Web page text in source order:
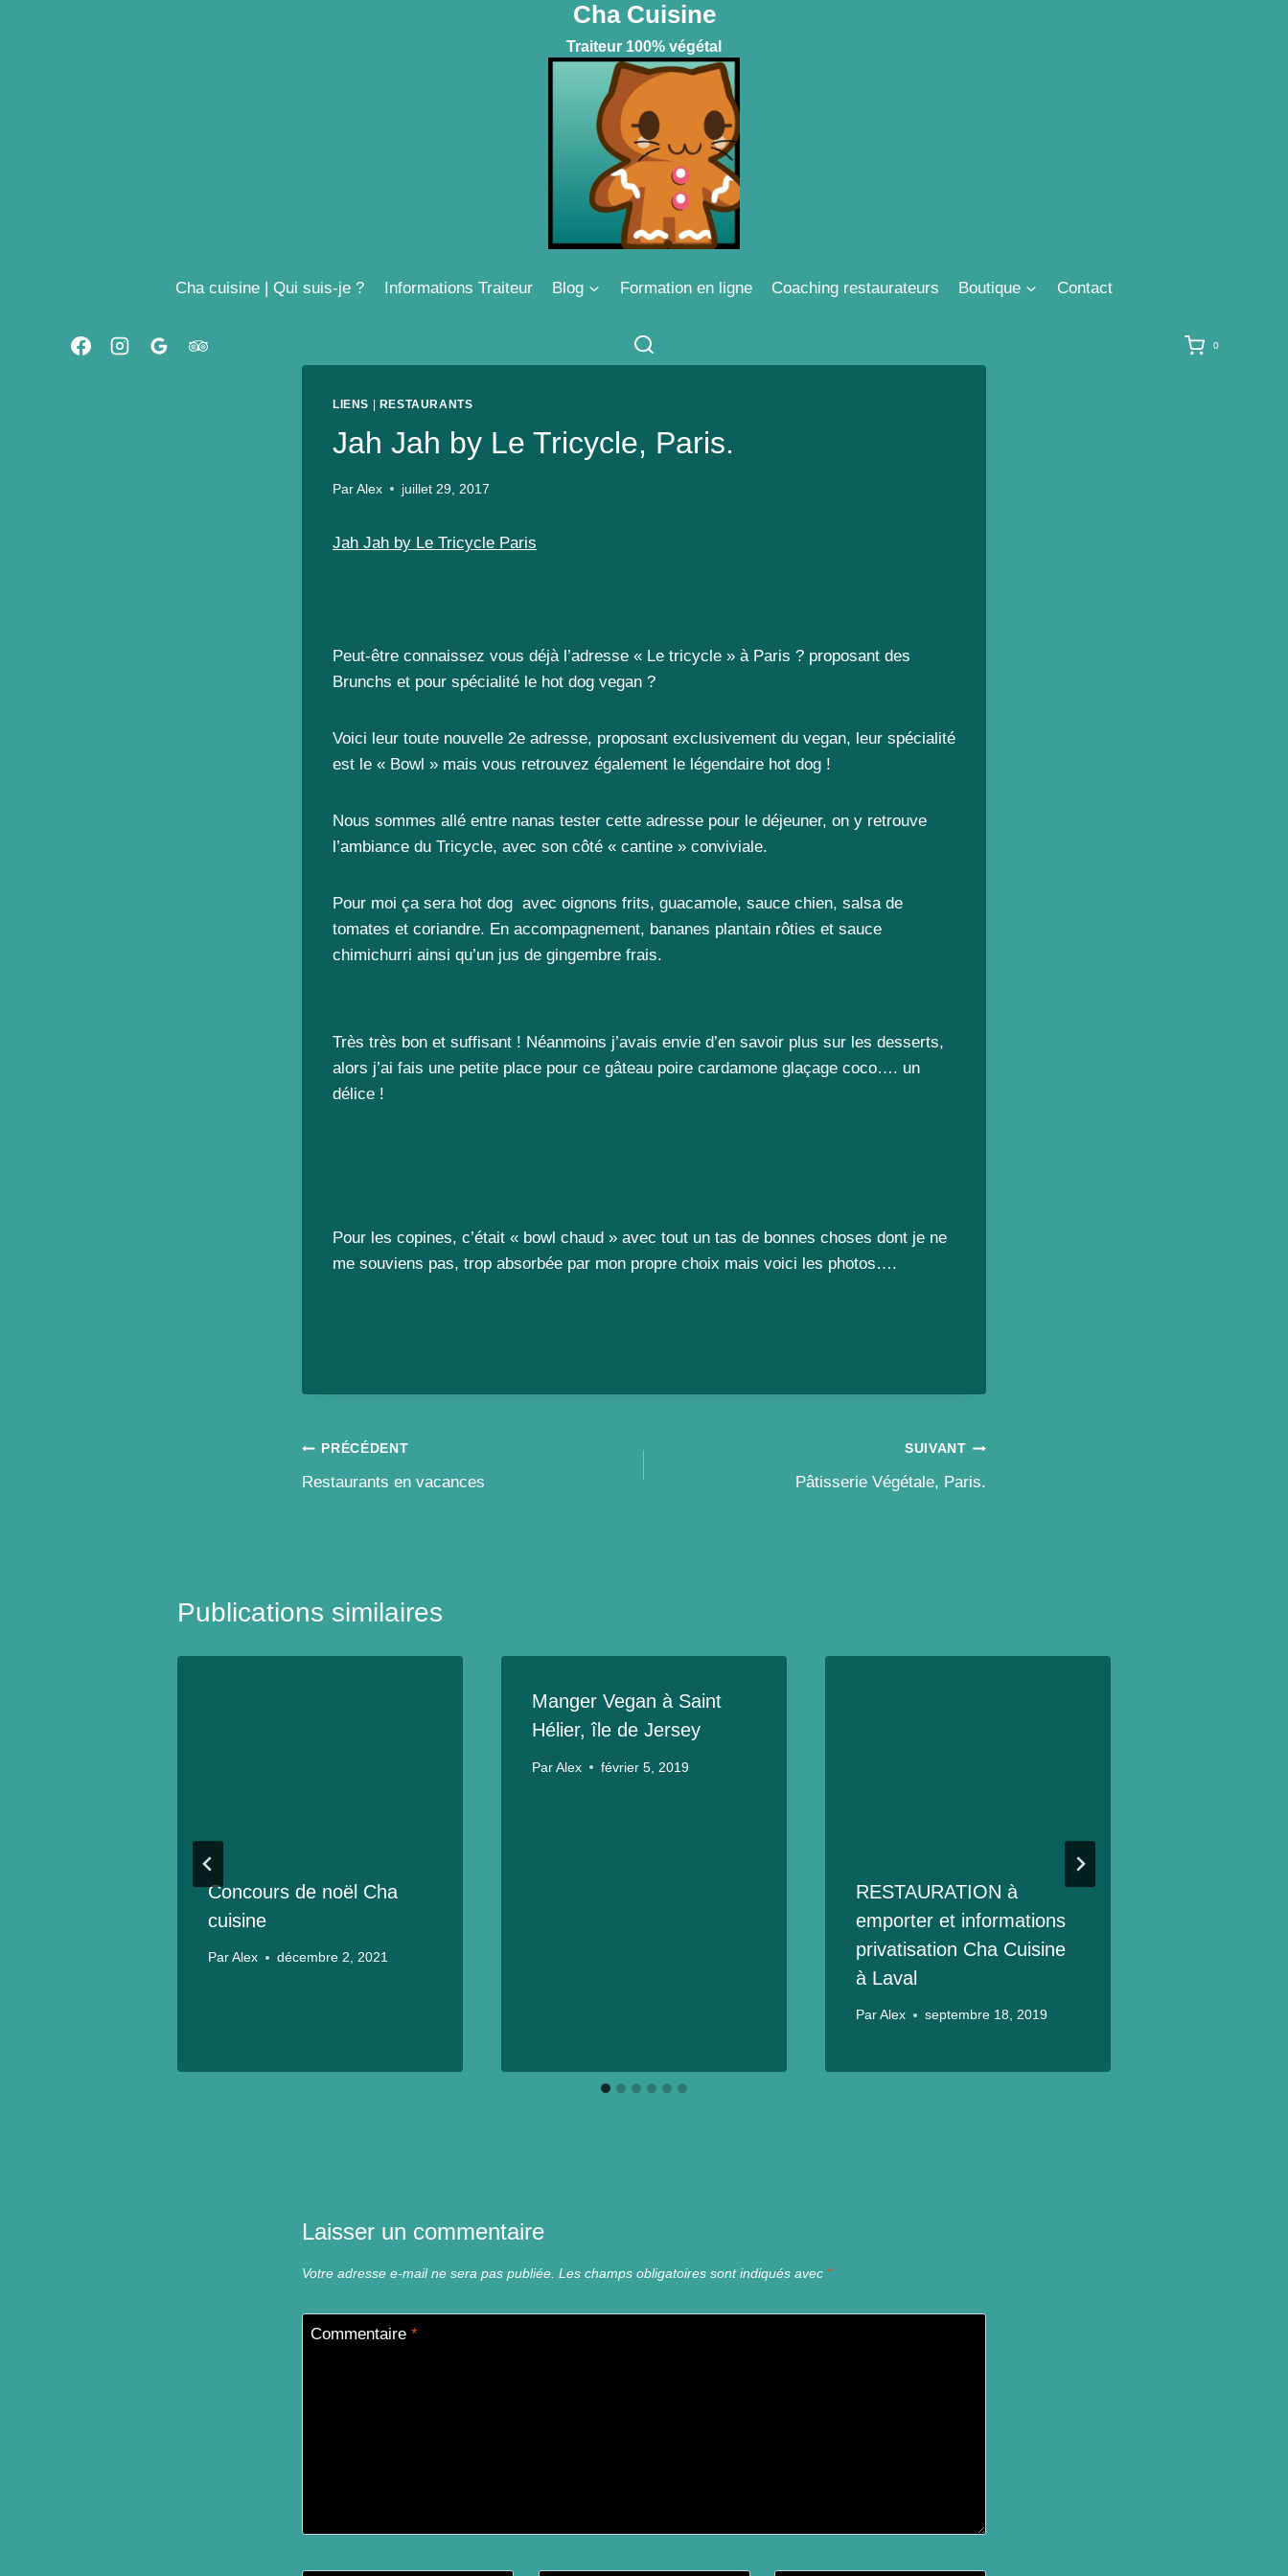
Cha Cuisine
Traiteur 100% végétal
Cha cuisine | Qui suis-je ? Informations Traiteur Blog Formation en ligne Coaching restaurateurs Boutique Contact
0
LIENS RESTAURANTS
Jah Jah by Le Tricycle, Paris.
Par Alex juillet 29, 2017
Jah Jah by Le Tricycle Paris
Peut-être connaissez vous déjà l’adresse « Le tricycle » à Paris ? proposant des
Brunchs et pour spécialité le hot dog vegan ?
Voici leur toute nouvelle 2e adresse, proposant exclusivement du vegan, leur spécialité
est le « Bowl » mais vous retrouvez également le légendaire hot dog !
Nous sommes allé entre nanas tester cette adresse pour le déjeuner, on y retrouve
l’ambiance du Tricycle, avec son côté « cantine » conviviale.
Pour moi ça sera hot dog avec oignons frits, guacamole, sauce chien, salsa de
tomates et coriandre. En accompagnement, bananes plantain rôties et sauce
chimichurri ainsi qu’un jus de gingembre frais.
Très très bon et suffisant ! Néanmoins j’avais envie d’en savoir plus sur les desserts,
alors j’ai fais une petite place pour ce gâteau poire cardamone glaçage coco…. un
délice !
Pour les copines, c’était « bowl chaud » avec tout un tas de bonnes choses dont je ne
me souviens pas, trop absorbée par mon propre choix mais voici les photos….
Navigation
de
PRÉCÉDENT
Restaurants en vacances
SUIVANT
Pâtisserie Végétale, Paris.
Publications similaires
Concours de noël Cha
cuisine
Par Alex décembre 2, 2021
Manger Vegan à Saint
Hélier, île de Jersey
Par Alex février 5, 2019
RESTAURATION à
emporter et informations
privatisation Cha Cuisine
à Laval
Par Alex septembre 18, 2019
Laisser un commentaire
Votre adresse e-mail ne sera pas publiée. Les champs obligatoires sont indiqués avec *
Commentaire *